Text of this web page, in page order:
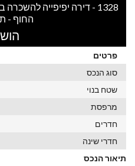
1328 - דירה יפיפייה
החוף -
פרטים
סוג הנכס
שטח בנוי
מרפסת
חדרים
חדרי שינה
תיאור הנכס